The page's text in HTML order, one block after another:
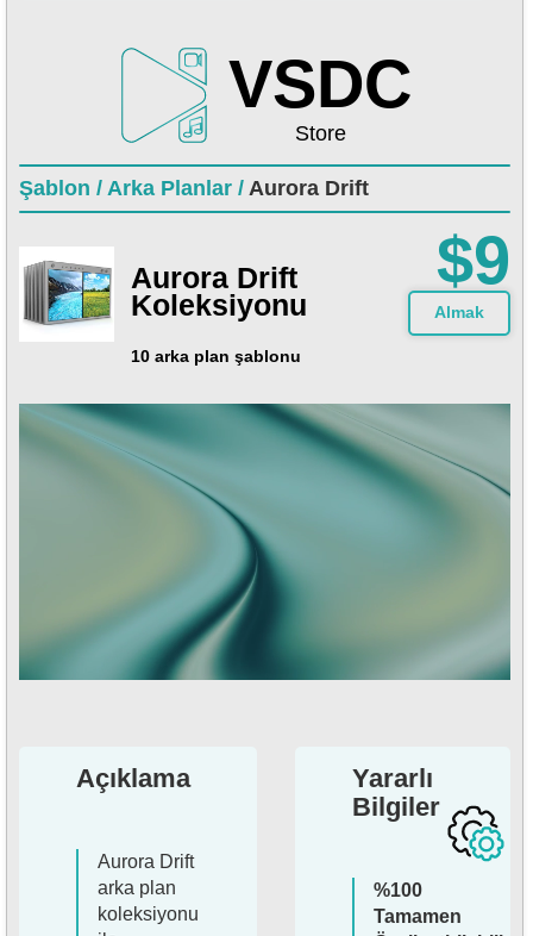
VSDC
Store
Şablon / Arka Planlar / Aurora Drift
Aurora Drift
Koleksiyonu
10 arka plan şablonu
$9
Almak
Açıklama
Aurora Drift
arka plan
koleksiyonu
Yararlı
Bilgiler
%100
Tamamen